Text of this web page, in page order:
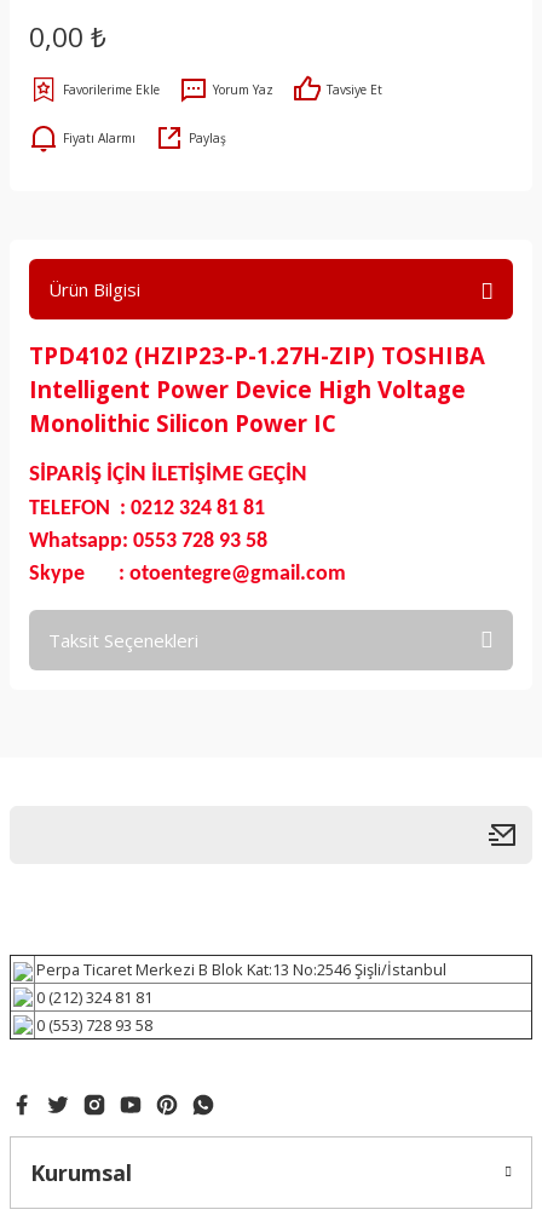
0,00 ₺
Yorum Yaz Tavsiye Et
Fiyatı Alarmı Paylaş
Ürün Bilgisi
TPD4102 (HZIP23-P-1.27H-ZIP) TOSHIBA
Intelligent Power Device High Voltage
Monolithic Silicon Power IC
SİPARİŞ İÇİN İLETİŞİME GEÇİN
TELEFON : 0212 324 81 81
Whatsapp: 0553 728 93 58
Skype : otoentegre@gmail.com
Taksit Seçenekleri
Perpa Ticaret Merkezi B Blok Kat:13 No:2546 Şişli/İstanbul
0 (212) 324 81 81
0 (553) 728 93 58
Kurumsal